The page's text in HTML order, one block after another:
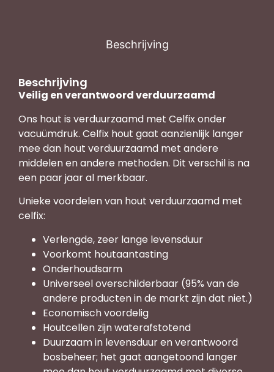
Beschrijving
Beschrijving
Veilig en verantwoord verduurzaamd
Ons hout is verduurzaamd met Celfix onder
vacuümdruk. Celfix hout gaat aanzienlijk langer
mee dan hout verduurzaamd met andere
middelen en andere methoden. Dit verschil is na
een paar jaar al merkbaar.
Unieke voordelen van hout verduurzaamd met
celfix:
Verlengde, zeer lange levensduur
Voorkomt houtaantasting
Onderhoudsarm
Universeel overschilderbaar (95% van de
andere producten in de markt zijn dat niet.)
Economisch voordelig
Houtcellen zijn waterafstotend
Duurzaam in levensduur en verantwoord
bosbeheer; het gaat aangetoond langer